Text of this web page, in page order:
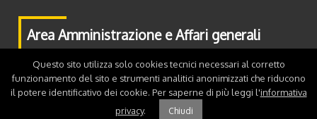
Area Amministrazione e Affari generali
Piazza Fiera, 2 - 38122 Trento
Contatti
Questo sito utilizza solo cookies tecnici necessari al corretto
funzionamento del sito e strumenti analitici anonimizzati che riducono
il potere identificativo dei cookie. Per saperne di più leggi l'informativa
privacy. Chiudi